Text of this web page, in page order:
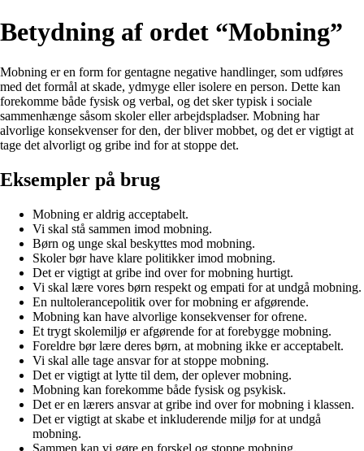
Betydning af ordet “Mobning”
Mobning er en form for gentagne negative handlinger, som udføres
med det formål at skade, ydmyge eller isolere en person. Dette kan
forekomme både fysisk og verbal, og det sker typisk i sociale
sammenhænge såsom skoler eller arbejdspladser. Mobning har
alvorlige konsekvenser for den, der bliver mobbet, og det er vigtigt at
tage det alvorligt og gribe ind for at stoppe det.
Eksempler på brug
Mobning er aldrig acceptabelt.
Vi skal stå sammen imod mobning.
Børn og unge skal beskyttes mod mobning.
Skoler bør have klare politikker imod mobning.
Det er vigtigt at gribe ind over for mobning hurtigt.
Vi skal lære vores børn respekt og empati for at undgå mobning.
En nultolerancepolitik over for mobning er afgørende.
Mobning kan have alvorlige konsekvenser for ofrene.
Et trygt skolemiljø er afgørende for at forebygge mobning.
Foreldre bør lære deres børn, at mobning ikke er acceptabelt.
Vi skal alle tage ansvar for at stoppe mobning.
Det er vigtigt at lytte til dem, der oplever mobning.
Mobning kan forekomme både fysisk og psykisk.
Det er en lærers ansvar at gribe ind over for mobning i klassen.
Det er vigtigt at skabe et inkluderende miljø for at undgå
mobning.
Sammen kan vi gøre en forskel og stoppe mobning.